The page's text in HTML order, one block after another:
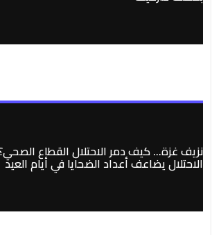
نزيف غزة… كيف دمر الاحتلال القطاع
الاحتلال يضاعف أعداد الضحايا في أيام العيد